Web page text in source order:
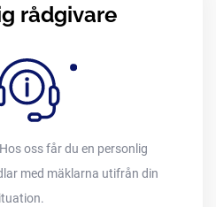
rådgivare
oss får du en personlig
med mäklarna utifrån din